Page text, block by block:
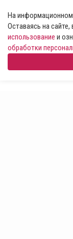
На
Оставаясь на
использование и
обработки